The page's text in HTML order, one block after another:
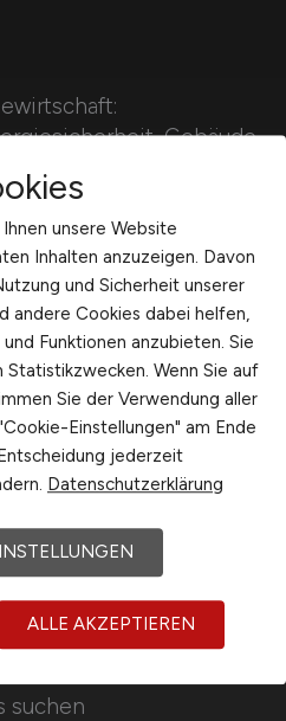
Gebäude-
und
suchen
unsere Website
Inhalten anzuzeigen. Davon
und Sicherheit unserer
andere Cookies dabei helfen,
Funktionen anzubieten. Sie
Wenn Sie auf
Sie der Verwendung aller
Einstellungen" am Ende
jederzeit
Datenschutzerklärung
ALLE AKZEPTIEREN